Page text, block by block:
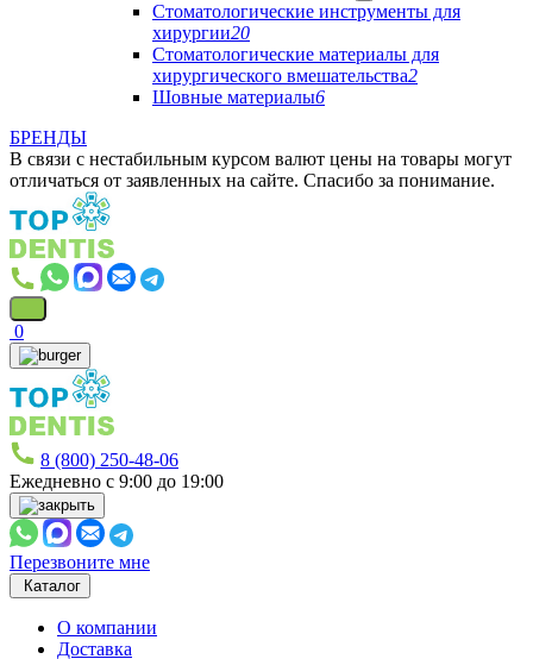
Стоматологические инструменты для
хирургии20
Стоматологические материалы для
хирургического вмешательства2
Шовные материалы6
БРЕНДЫ
В связи с нестабильным курсом валют цены на товары могут
отличаться от заявленных на сайте. Спасибо за понимание.
0
8 (800) 250-48-06
Ежедневно с 9:00 до 19:00
Перезвоните мне
Каталог
О компании
Доставка